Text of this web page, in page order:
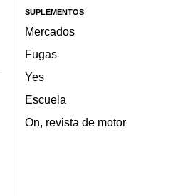
SUPLEMENTOS
Mercados
Fugas
Yes
Escuela
On, revista de motor